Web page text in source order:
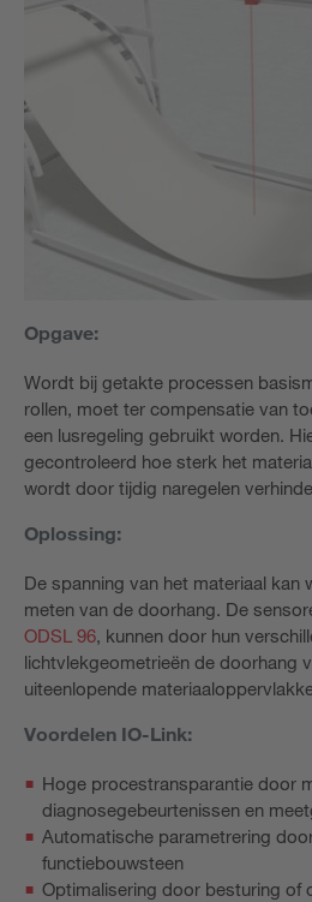
Opgave:
Wordt bij getakte processen
rollen, moet ter compensatie van
een lusregeling gebruikt worden.
gecontroleerd hoe sterk het
wordt door tijdig naregelen
Oplossing:
De spanning van het materiaal kan
meten van de doorhang. De
ODSL 96, kunnen door hun
lichtvlekgeometrieën de doorhang
uiteenlopende
Voordelen IO-Link:
Hoge procestransparantie door
diagnosegebeurtenissen en
Automatische parametrering
functiebouwsteen
Optimalisering door besturing of